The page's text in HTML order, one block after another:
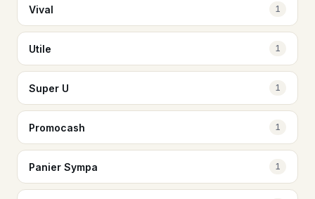
Vival 1
Utile 1
Super U 1
Promocash 1
Panier Sympa 1